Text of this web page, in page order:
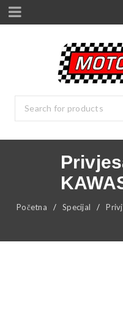
Početna / Specijal /